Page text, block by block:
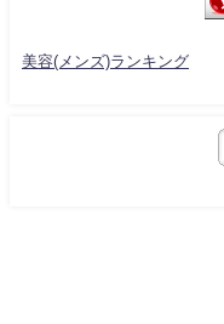
美容(メンズ)ランキング